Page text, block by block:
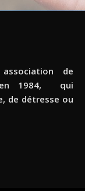
de
en 1984, qui
de détresse ou